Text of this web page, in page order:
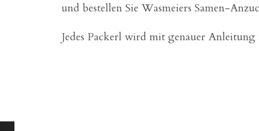
und bestellen Sie Wasmeiers Samen-
Jedes Packerl wird mit genauer